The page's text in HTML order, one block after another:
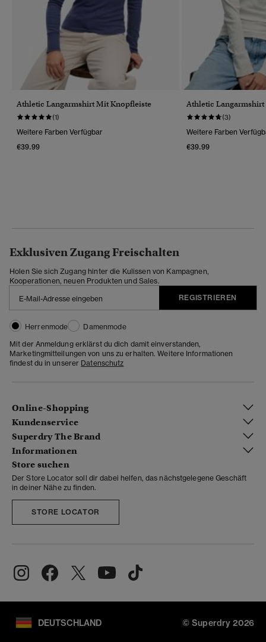
Athletic Langarmshirt Mit Knopfleiste
(1)
Weitere Farben Verfügbar
€39.99
Athletic
(3)
Weitere Farben
€39.99
Exklusiven Zugang Freischalten
Holen Sie sich Zugang hinter die Kulissen von Kampagnen,
Kooperationen, neuen Produkten und Sales.
REGISTRIEREN
Herrenmode
Damenmode
Mit der Anmeldung erklärst du dich damit einverstanden,
Marketingmitteilungen von uns zu erhalten. Weitere Informationen
findest du in unserer Datenschutz
Online-Shopping
Kundenservice
Superdry The Brand
Informationen
Store suchen
Der Store Locator soll dir dabei helfen, das nächstgelegene Geschäft
in deiner Nähe zu finden.
STORE LOCATOR
DEUTSCHLAND © Superdry 2026